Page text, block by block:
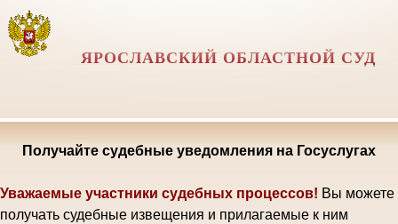
ЯРОСЛАВСКИЙ ОБЛАСТНОЙ СУД
Получайте судебные уведомления на Госуслугах
Уважаемые участники судебных процессов! Вы можете
получать судебные извещения и прилагаемые к ним